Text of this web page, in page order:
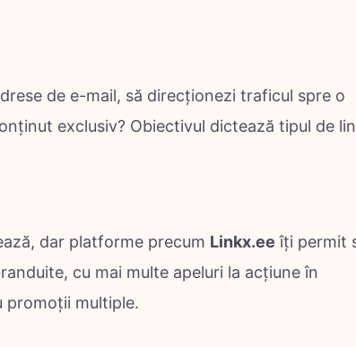
de e-mail, să direcționezi traficul spre o
exclusiv? Obiectivul dictează tipul de
dar platforme precum Linkx.ee îți permit
cu mai multe apeluri la acțiune în
promoții multiple.